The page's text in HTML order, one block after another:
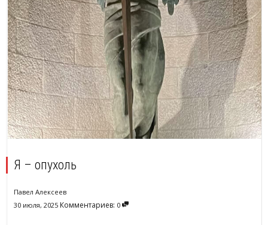
Я – опухоль
Павел Алексеев
30 июля, 2025 Комментариев: 0